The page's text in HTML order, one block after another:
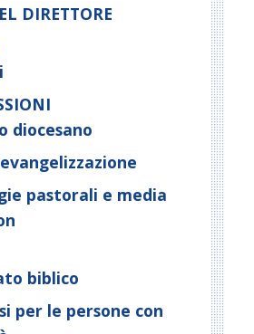
DIRETTORE
diocesano
pastorali e media
biblico
per le persone con